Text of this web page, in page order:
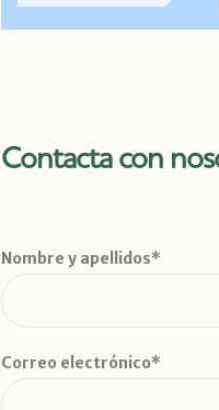
Contacta con
Nombre y apellidos*
Correo electrónico*